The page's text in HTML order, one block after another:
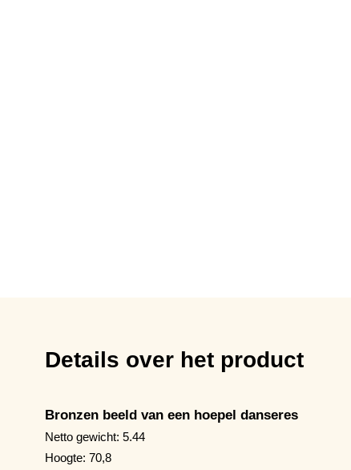
Details over het product
Bronzen beeld van een hoepel danseres
Netto gewicht: 5.44
Hoogte: 70,8